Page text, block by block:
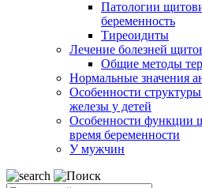
Патологии
беременность
Тиреоидиты
Лечение болезней
Общие методы
Нормальные значения
Особенности
железы у детей
Особенности функции
время беременности
У мужчин